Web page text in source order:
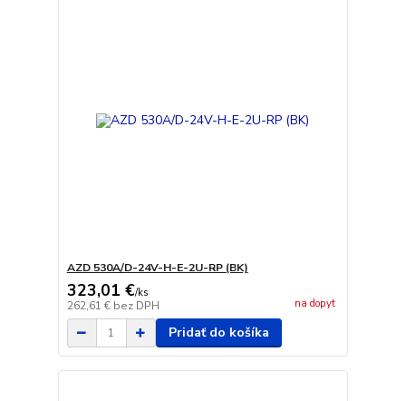
AZD 530A/D-24V-H-E-2U-RP (BK)
323,01 €/ks
262,61 € bez DPH na dopyt
Pridať do košíka